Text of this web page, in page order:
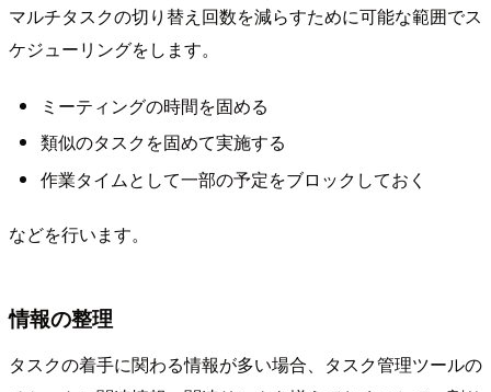
マルチタスクの切り替え回数を減らすために可能な範囲でス
ケジューリングをします。
ミーティングの時間を固める
類似のタスクを固めて実施する
作業タイムとして一部の予定をブロックしておく
などを行います。
情報の整理
タスクの着手に関わる情報が多い場合、タスク管理ツールの